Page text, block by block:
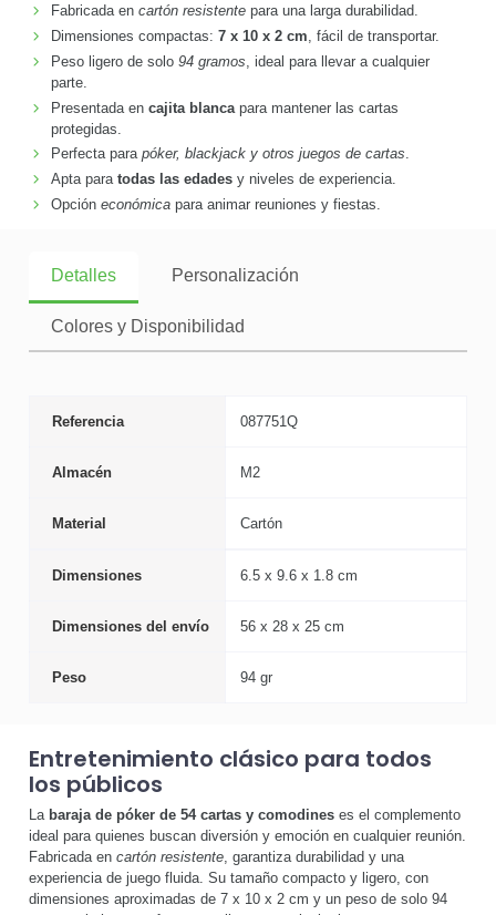
Fabricada en cartón resistentepara una larga durabilidad.
Dimensiones compactas: 7 x 10 x 2 cm , fácil de transportar.
Peso ligero de solo 94 gramos , ideal para llevar a cualquier
parte.
Presentada en cajita blancapara mantener las cartas
protegidas.
Perfecta para póker, blackjack y otros juegos de cartas.
Apta para todas las edadesy niveles de experiencia.
Opción económicapara animar reuniones y fiestas.
Detalles Personalización
Colores y Disponibilidad
Referencia 087751Q
Almacén M2
Material Cartón
Dimensiones 6.5 x 9.6 x 1.8 cm
Dimensiones del envío 56 x 28 x 25 cm
Peso 94 gr
Entretenimiento clásico para todos
los públicos
La baraja de póker de 54 cartas y comodines es el complemento
ideal para quienes buscan diversión y emoción en cualquier reunión.
Fabricada en cartón resistente, garantiza durabilidad y una
experiencia de juego fluida. Su tamaño compacto y ligero, con
dimensiones aproximadas de 7 x 10 x 2 cm y un peso de solo 94